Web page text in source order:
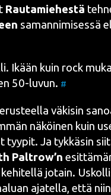
Rau­ta­mie­hes­tä
n saman­ni­mi­ses­sä
Ikään kuin rock
50-luvun. #
väki­sin
näköi­nen kuin
tyy­pit. Ja tyk­kä­sin
Palt­row’n
jotain.
aja­tel­la, että